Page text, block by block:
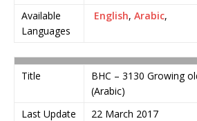
Available
Languages
English, Arabic,
Title
BHC – 3130 Growing
(Arabic)
Last Update
22 March 2017